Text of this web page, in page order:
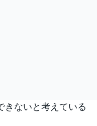
きないと考えている